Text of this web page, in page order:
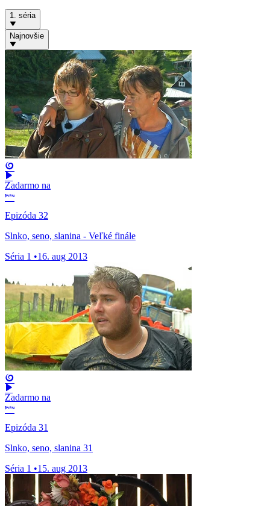
1. séria
Najnovšie
Zadarmo na
Epizóda 32
Slnko, seno, slanina - Veľké finále
Séria 1 •16. aug 2013
Zadarmo na
Epizóda 31
Slnko, seno, slanina 31
Séria 1 •15. aug 2013